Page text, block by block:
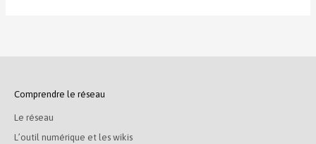
Comprendre le réseau
Le réseau
L’outil numérique et les wikis